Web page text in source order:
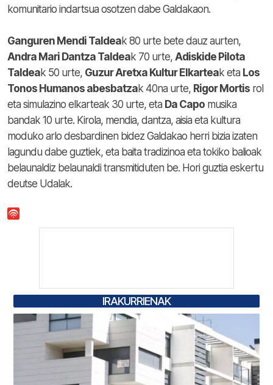
komunitario indartsua osotzen dabe Galdakaon.
Ganguren Mendi Taldeak 80 urte bete dauz aurten,
Andra Mari Dantza Taldeak 70 urte, Adiskide Pilota
Taldeak 50 urte, Guzur Aretxa Kultur Elkarteak eta Los
Tonos Humanos abesbatzak 40na urte, Rigor Mortis rol
eta simulazino elkarteak 30 urte, eta Da Capo musika
bandak 10 urte. Kirola, mendia, dantza, aisia eta kultura
moduko arlo desbardinen bidez Galdakao herri bizia izaten
lagundu dabe guztiek, eta baita tradizinoa eta tokiko balioak
belaunaldiz belaunaldi transmitiduten be. Hori guztia eskertu
deutse Udalak.
IRAKURRIENAK